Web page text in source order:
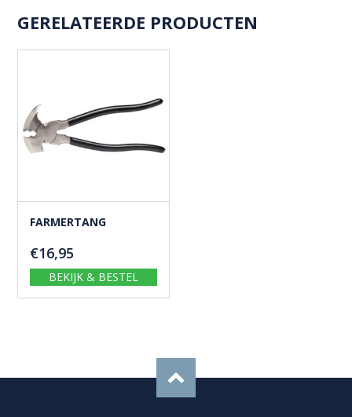
GERELATEERDE PRODUCTEN
FARMERTANG
€16,95
BEKIJK & BESTEL